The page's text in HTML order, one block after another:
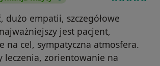
dużo empatii, szczegółowe
jest pacjent,
na cel, sympatyczna atmosfera.
leczenia, zorientowanie na